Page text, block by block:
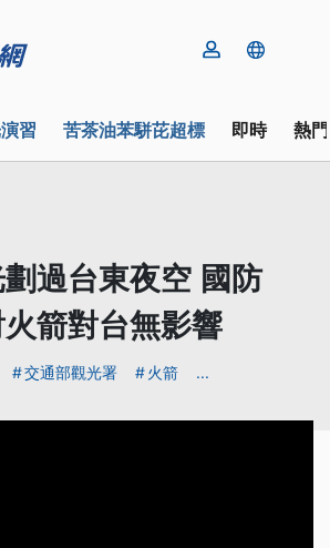
習 苦茶油苯駢芘超標 即時 熱
過台東夜空 國防
箭對台無影響
交通部觀光署 火箭 ...